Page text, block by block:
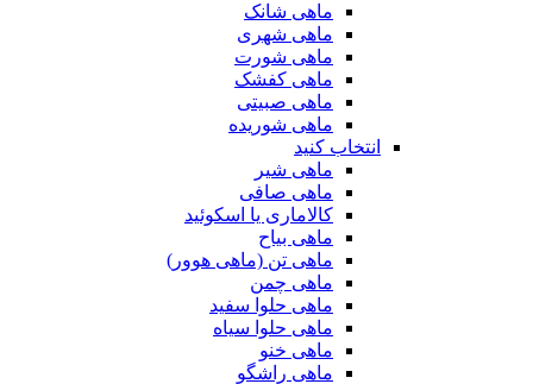
ماهی شانک
ماهی شهری
ماهی شورت
ماهی کفشک
ماهی صبیتی
ماهی شوریده
انتخاب کنید
ماهی شیر
ماهی صافی
کالاماری یا اسکوئید
ماهی بیاح
ماهی تن (ماهی هوور)
ماهی چمن
ماهی حلوا سفید
ماهی حلوا سیاه
ماهی خنو
ماهی راشگو